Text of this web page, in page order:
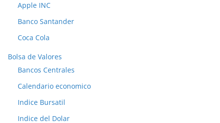
Apple INC
Banco Santander
Coca Cola
Bolsa de Valores
Bancos Centrales
Calendario economico
Indice Bursatil
Indice del Dolar